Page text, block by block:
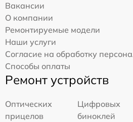
Вакансии
О компании
Ремонтируемые модели
Наши услуги
Согласие на обработку
Способы оплаты
Ремонт устройств
Оптических
прицелов
Цифровых
биноклей